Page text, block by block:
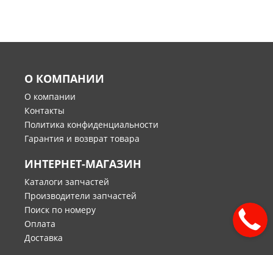
О КОМПАНИИ
О компании
Контакты
Политика конфиденциальности
Гарантия и возврат товара
ИНТЕРНЕТ-МАГАЗИН
Каталоги запчастей
Производители запчастей
Поиск по номеру
Оплата
Доставка